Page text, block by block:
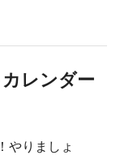
レンダー
やりましょ